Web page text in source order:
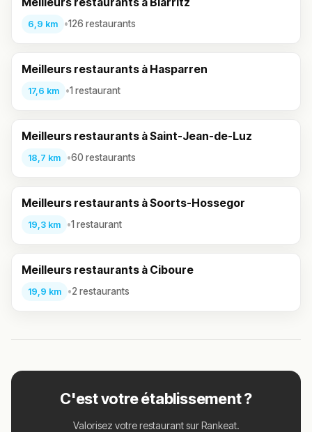
6,9 km •126 restaurants
Meilleurs restaurants à Hasparren
17,6 km •1 restaurant
Meilleurs restaurants à Saint-Jean-de-Luz
18,7 km •60 restaurants
Meilleurs restaurants à Soorts-Hossegor
19,3 km •1 restaurant
Meilleurs restaurants à Ciboure
19,9 km •2 restaurants
C'est votre établissement ?
Valorisez votre restaurant sur Rankeat.